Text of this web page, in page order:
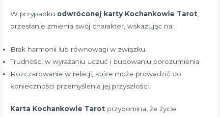
W przypadku odwróconej karty Kochankowie Tarot,
przesłanie zmienia swój charakter, wskazując na:
Brak harmonii lub równowagi w związku.
Trudności w wyrażaniu uczuć i budowaniu porozumienia.
Rozczarowanie w relacji, które może prowadzić do
konieczności przemyślenia jej przyszłości.
Karta Kochankowie Tarot przypomina, że życie